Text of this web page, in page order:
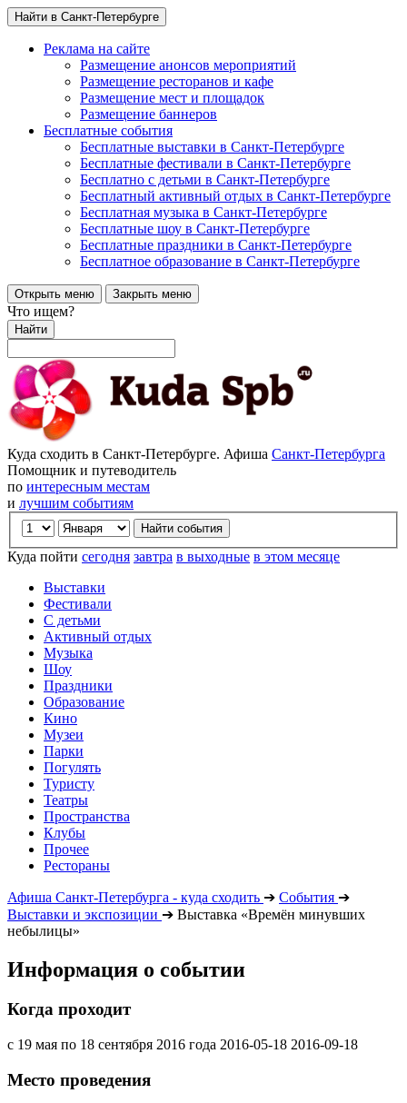
Найти в Санкт-Петербурге
Реклама на сайте
Размещение анонсов мероприятий
Размещение ресторанов и кафе
Размещение мест и площадок
Размещение баннеров
Бесплатные события
Бесплатные выставки в Санкт-Петербурге
Бесплатные фестивали в Санкт-Петербурге
Бесплатно с детьми в Санкт-Петербурге
Бесплатный активный отдых в Санкт-Петербурге
Бесплатная музыка в Санкт-Петербурге
Бесплатные шоу в Санкт-Петербурге
Бесплатные праздники в Санкт-Петербурге
Бесплатное образование в Санкт-Петербурге
Открыть меню Закрыть меню
Что ищем?
Найти
Куда сходить в Санкт-Петербурге. Афиша Санкт-Петербурга
Помощник и путеводитель
по интересным местам
и лучшим событиям
Куда пойти сегодня завтра в выходные в этом месяце
Выставки
Фестивали
С детьми
Активный отдых
Музыка
Шоу
Праздники
Образование
Кино
Музеи
Парки
Погулять
Туристу
Театры
Пространства
Клубы
Прочее
Рестораны
Афиша Санкт-Петербурга - куда сходить ➔ События ➔
Выставки и экспозиции ➔ Выставка «Времён минувших
небылицы»
Информация о событии
Когда проходит
с 19 мая по 18 сентября 2016 года 2016-05-18 2016-09-18
Место проведения